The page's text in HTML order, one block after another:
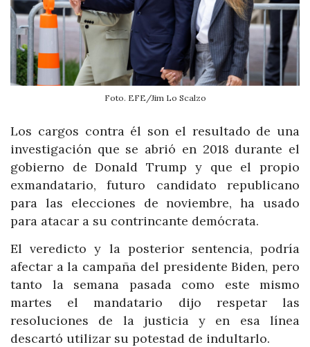
Foto. EFE/Jim Lo Scalzo
Los cargos contra él son el resultado de una
investigación que se abrió en 2018 durante el
gobierno de Donald Trump y que el propio
exmandatario, futuro candidato republicano
para las elecciones de noviembre, ha usado
para atacar a su contrincante demócrata.
El veredicto y la posterior sentencia, podría
afectar a la campaña del presidente Biden, pero
tanto la semana pasada como este mismo
martes el mandatario dijo respetar las
resoluciones de la justicia y en esa línea
descartó utilizar su potestad de indultarlo.